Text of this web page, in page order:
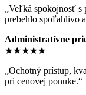
„Veľká spokojnosť s
prebehlo spoľahlivo
Administratívne
★★★★★
„Ochotný prístup,
pri cenovej ponuke.“